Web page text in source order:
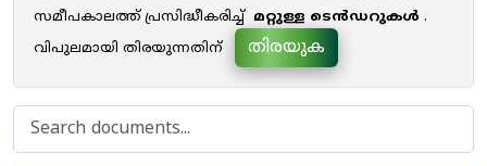
സമീപകാലത്ത് പ്രസിദ്ധീകരിച്ച് മറ്റുള്ള ടെൻഡറുകൾ .
വിപുലമായി തിരയുന്നതിന്
തിരയുക